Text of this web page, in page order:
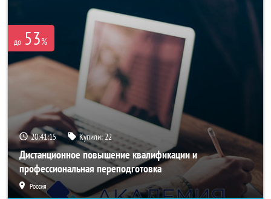
до 53%
20:41:14 Купили:22
Дистанционное повышение квалификации и
профессиональная переподготовка
Россия